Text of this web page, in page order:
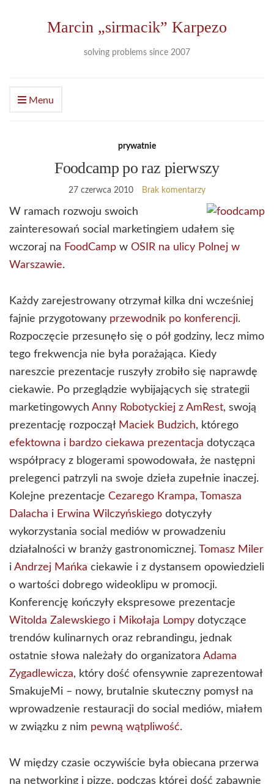
Marcin „sirmacik” Karpezo
solving problems since 2007
Menu
prywatnie
Foodcamp po raz pierwszy
27 czerwca 2010 Brak komentarzy
W ramach rozwoju swoich
zainteresowań social marketingiem udałem się
wczoraj na FoodCamp w OSIR na ulicy Polnej w
Warszawie.
Każdy zarejestrowany otrzymał kilka dni wcześniej
fajnie przygotowany przewodnik po konferencji.
Rozpoczęcie przesunęło się o pół godziny, lecz mimo
tego frekwencja nie była porażająca. Kiedy
nareszcie prezentacje ruszyły zrobiło się naprawdę
ciekawie. Po przeglądzie wybijających się strategii
marketingowych Anny Robotyckiej z AmRest, swoją
prezentację rozpoczął Maciek Budzich, którego
efektowna i bardzo ciekawa prezentacja dotycząca
współpracy z blogerami spowodowała, że następni
prelegenci patrzyli na swoje dzieła zupełnie inaczej.
Kolejne prezentacje Cezarego Krampa, Tomasza
Dalacha i Erwina Wilczyńskiego dotyczyły
wykorzystania social mediów w prowadzeniu
działalności w branży gastronomicznej. Tomasz Miler
i Andrzej Mańka ciekawie i z dystansem opowiedzieli
o wartości dobrego wideoklipu w promocji.
Konferencję kończyły ekspresowe prezentacje
Witolda Zalewskiego i Mikołaja Lompy dotyczące
trendów kulinarnych oraz rebrandingu, jednak
ostatnie słowa należały do organizatora Adama
Zygadlewicza, który dość ofensywnie zaprezentował
SmakujeMi – nowy, brutalnie skuteczny pomysł na
wprowadzenie restauracji do social mediów, miałem
w związku z nim pewną wątpliwość.
W między czasie oczywiście była obiecana przerwa
na networking i pizzę, podczas której dość zabawnie